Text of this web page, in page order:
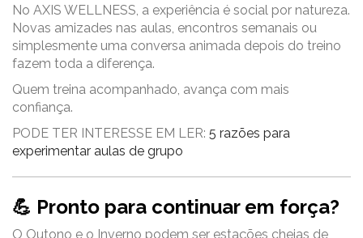
No AXIS WELLNESS, a experiência é social por natureza.
Novas amizades nas aulas, encontros semanais ou
simplesmente uma conversa animada depois do treino
fazem toda a diferença.
Quem treina acompanhado, avança com mais
confiança.
PODE TER INTERESSE EM LER: 5 razões para
experimentar aulas de grupo
💪 Pronto para continuar em força?
O Outono e o Inverno podem ser estações cheias de